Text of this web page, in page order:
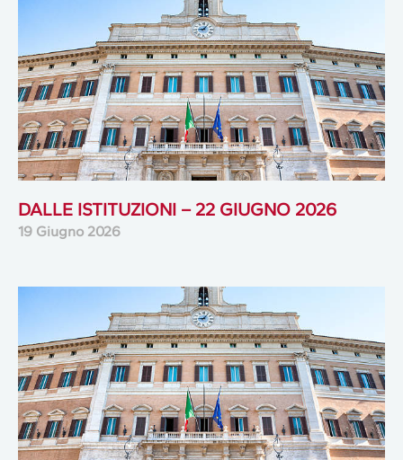
DALLE ISTITUZIONI – 22 GIUGNO 2026
19 Giugno 2026